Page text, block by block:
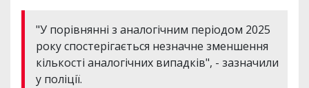
"У порівнянні з аналогічним періодом 2025
року спостерігається незначне зменшення
кількості аналогічних випадків", - зазначили
у поліції.